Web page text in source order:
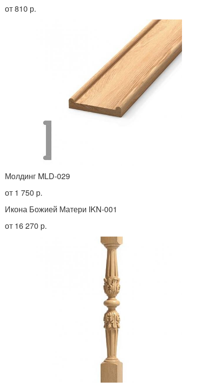
от 810 р.
Молдинг MLD-029
от 1 750 р.
Икона Божией Матери IKN-001
от 16 270 р.